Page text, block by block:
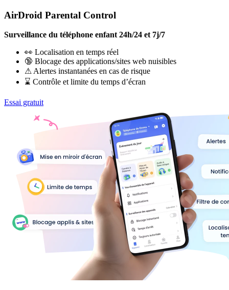
AirDroid Parental Control
Surveillance du téléphone enfant 24h/24 et 7j/7
👀 Localisation en temps réel
🔞 Blocage des applications/sites web nuisibles
⚠ Alertes instantanées en cas de risque
⌛ Contrôle et limite du temps d’écran
Essai gratuit